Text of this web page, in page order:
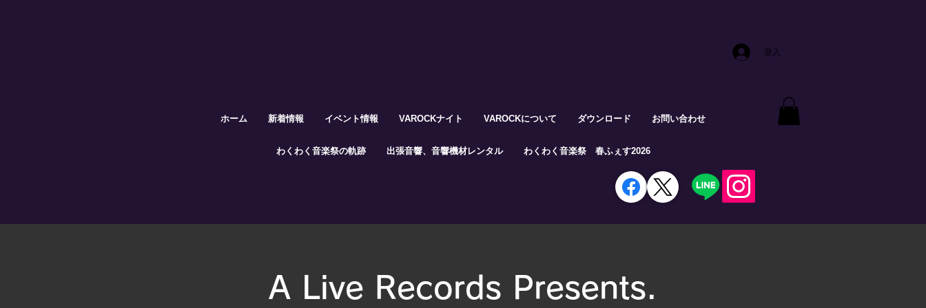
登入
ホーム 新着情報 イベント情報 VAROCKナイト VAROCKについて ダウンロード お問い合わせ
わくわく音楽祭の軌跡 出張音響、音響機材レンタル わくわく音楽祭 春ふぇす2026
A Live Records Presents.